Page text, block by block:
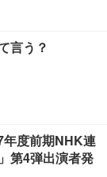
言う？
年度前期NHK連
第4弾出演者発